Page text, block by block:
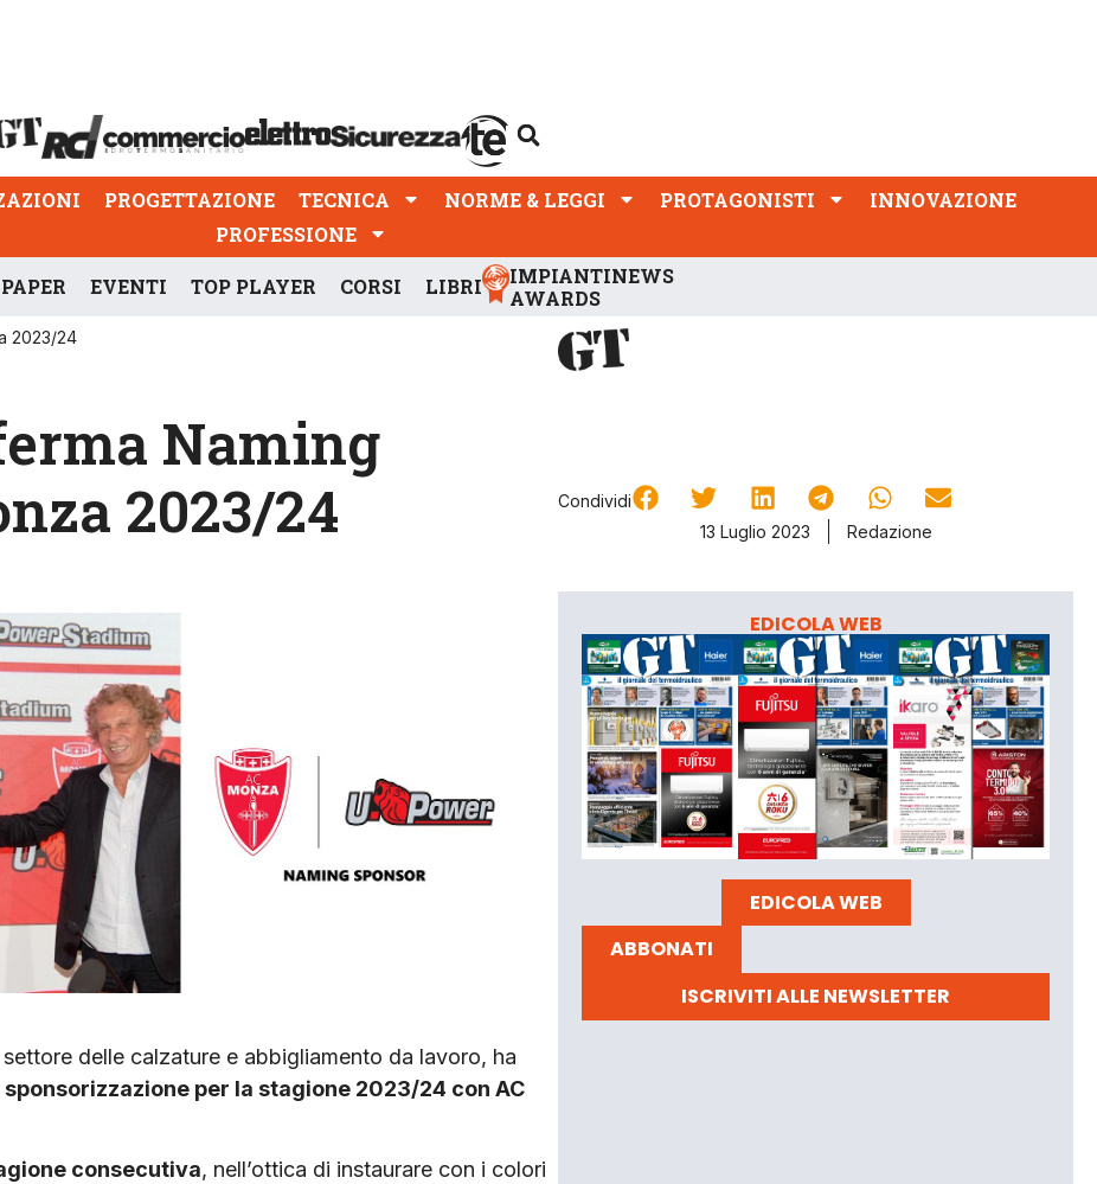
PROGETTAZIONE TECNICA NORME & LEGGI PROTAGONISTI
INNOVAZIONE
PROFESSIONE
EVENTI TOP PLAYER CORSI LIBRI
IMPIANTINEWS
AWARDS
2023/24
Naming
2023/24
Condividi
13 Luglio 2023
Redazione
delle calzature e abbigliamento da lavoro, ha
per la stagione 2023/24 con AC
consecutiva, nell’ottica di instaurare con i colori
EDICOLA WEB
EDICOLA WEB
ABBONATI
ISCRIVITI ALLE NEWSLETTER